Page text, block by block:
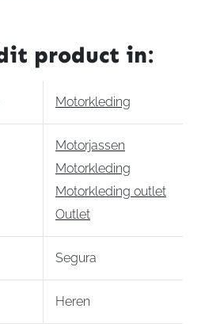
product in:
Motorkleding
Motorjassen
Motorkleding
Motorkleding outlet
Outlet
Segura
Heren